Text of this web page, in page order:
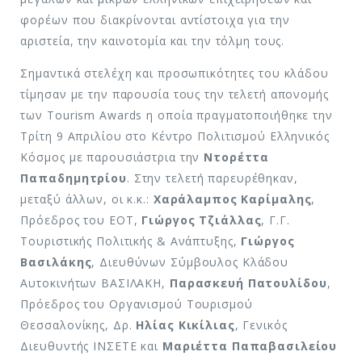
φορέων που διακρίνονται αντίστοιχα για την
αριστεία, την καινοτομία και την τόλμη τους.
Σημαντικά στελέχη και προσωπικότητες του κλάδου
τίμησαν με την παρουσία τους την τελετή απονομής
των Tourism Awards η οποία πραγματοποιήθηκε την
Τρίτη 9 Απριλίου στο Κέντρο Πολιτισμού Ελληνικός
Κόσμος με παρουσιάστρια την Ντορέττα
Παπαδημητρίου. Στην τελετή παρευρέθηκαν,
μεταξύ άλλων, οι κ.κ.: Χαράλαμπος Καρίμαλης,
Πρόεδρος του ΕΟΤ, Γιώργος Τζιάλλας, Γ.Γ.
Τουριστικής Πολιτικής & Ανάπτυξης, Γιώργος
Βασιλάκης, Διευθύνων Σύμβουλος Κλάδου
Αυτοκινήτων ΒΑΣΙΛΑΚΗ, Παρασκευή Πατουλίδου,
Πρόεδρος του Οργανισμού Τουρισμού
Θεσσαλονίκης, Δρ. Ηλίας Κικίλιας, Γενικός
Διευθυντής ΙΝΣΕΤΕ και Μαριέττα Παπαβασιλείου